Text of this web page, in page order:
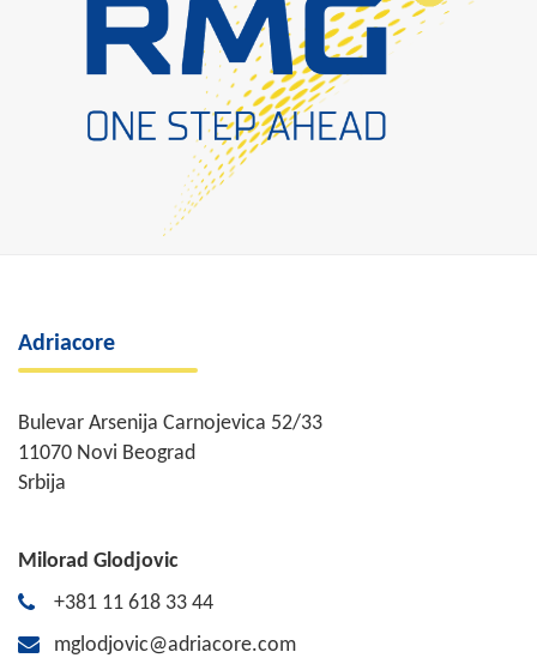
Adriacore
Bulevar Arsenija Carnojevica 52/33
11070 Novi Beograd
Srbija
Milorad Glodjovic
+381 11 618 33 44
mglodjovic@adriacore.com